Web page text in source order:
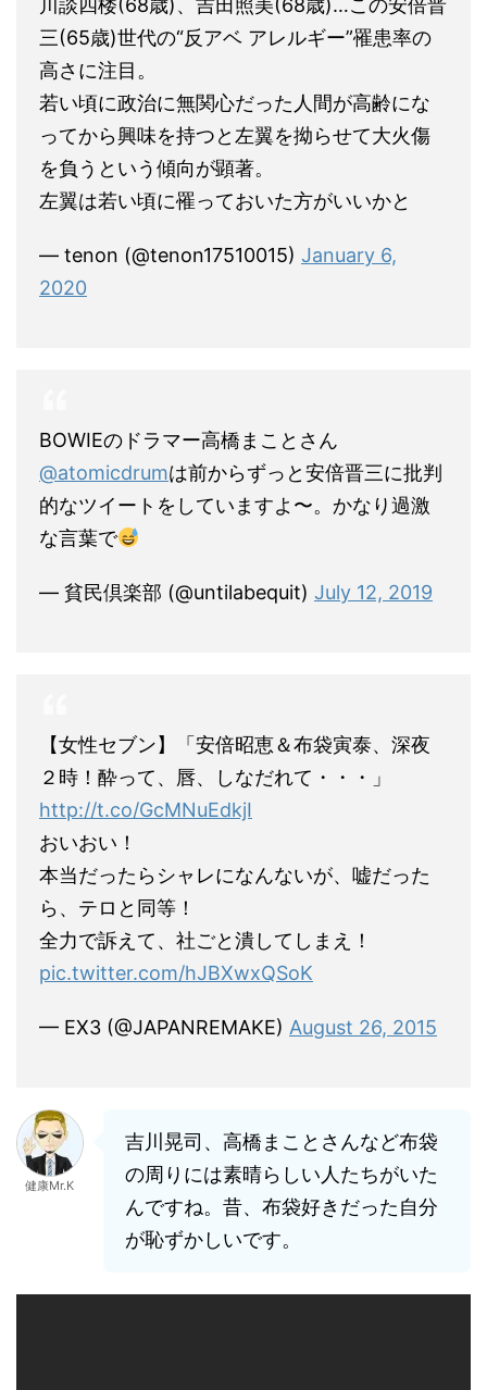
川談四楼(68歳)、吉田照美(68歳)…この安倍晋
三(65歳)世代の“反アベ アレルギー”罹患率の
高さに注目。
若い頃に政治に無関心だった人間が高齢にな
ってから興味を持つと左翼を拗らせて大火傷
を負うという傾向が顕著。
左翼は若い頃に罹っておいた方がいいかと
— tenon (@tenon17510015) January 6,
2020
BOWIEのドラマー高橋まことさん
@atomicdrumは前からずっと安倍晋三に批判
的なツイートをしていますよ〜。かなり過激
な言葉で
— 貧民倶楽部 (@untilabequit) July 12, 2019
【女性セブン】「安倍昭恵＆布袋寅泰、深夜
２時！酔って、唇、しなだれて・・・」
http://t.co/GcMNuEdkjI
おいおい！
本当だったらシャレになんないが、嘘だった
ら、テロと同等！
全力で訴えて、社ごと潰してしまえ！
pic.twitter.com/hJBXwxQSoK
— EX3 (@JAPANREMAKE) August 26, 2015
健康Mr.K
吉川晃司、高橋まことさんなど布袋
の周りには素晴らしい人たちがいた
んですね。昔、布袋好きだった自分
が恥ずかしいです。